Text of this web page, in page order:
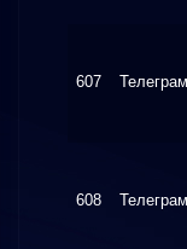
607
608